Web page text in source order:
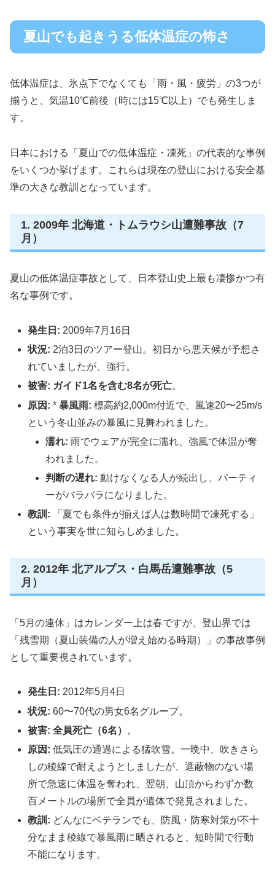
夏山でも起きうる低体温症の怖さ
低体温症は、氷点下でなくても「雨・風・疲労」の3つが
揃うと、気温10℃前後（時には15℃以上）でも発生しま
す。
日本における「夏山での低体温症・凍死」の代表的な事例
をいくつか挙げます。これらは現在の登山における安全基
準の大きな教訓となっています。
1. 2009年 北海道・トムラウシ山遭難事故（7
月）
夏山の低体温症事故として、日本登山史上最も凄惨かつ有
名な事例です。
発生日: 2009年7月16日
状況: 2泊3日のツアー登山。初日から悪天候が予想さ
れていましたが、強行。
被害: ガイド1名を含む8名が死亡。
原因: *暴風雨: 標高約2,000m付近で、風速20〜25m/s
という冬山並みの暴風に見舞われました。
濡れ: 雨でウェアが完全に濡れ、強風で体温が奪
われました。
判断の遅れ: 動けなくなる人が続出し、パーティ
ーがバラバラになりました。
教訓: 「夏でも条件が揃えば人は数時間で凍死する」
という事実を世に知らしめました。
2. 2012年 北アルプス・白馬岳遭難事故（5
月）
「5月の連休」はカレンダー上は春ですが、登山界では
「残雪期（夏山装備の人が増え始める時期）」の事故事例
として重要視されています。
発生日: 2012年5月4日
状況: 60〜70代の男女6名グループ。
被害: 全員死亡（6名）
。
原因: 低気圧の通過による猛吹雪。一晩中、吹きさら
しの稜線で耐えようとしましたが、遮蔽物のない場
所で急速に体温を奪われ、翌朝、山頂からわずか数
百メートルの場所で全員が遺体で発見されました。
教訓: どんなにベテランでも、防風・防寒対策が不十
分なまま稜線で暴風雨に晒されると、短時間で行動
不能になります。